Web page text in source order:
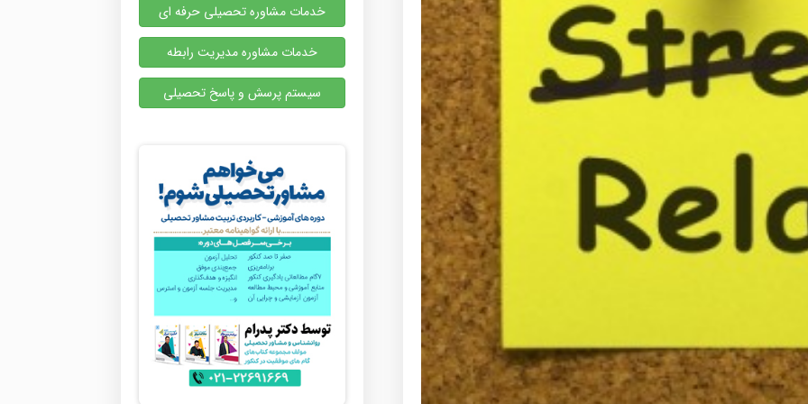
خدمات مشاوره تحصیلی حرفه ای
خدمات مشاوره مدیریت رابطه
سیستم پرسش و پاسخ تحصیلی